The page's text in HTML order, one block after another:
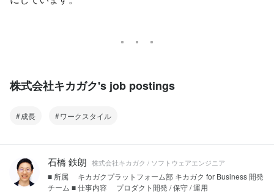
株式会社キカガク's job postings
成長 ワークスタイル
石橋 鉄朗 株式会社キカガク / ソフトウェアエンジニア
■ 所属 キカガクプラットフォーム部 キカガク for Business 開発
チーム ■ 仕事内容 プロダクト開発 / 保守 / 運用